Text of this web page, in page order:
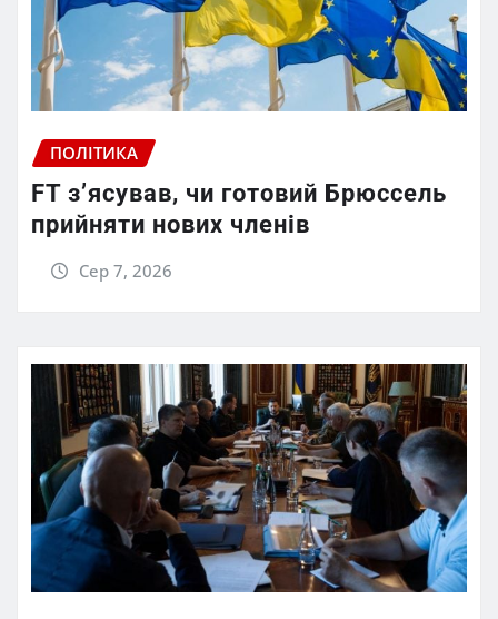
ПОЛІТИКА
FT зʼясував, чи готовий Брюссель
прийняти нових членів
Сер 7, 2026